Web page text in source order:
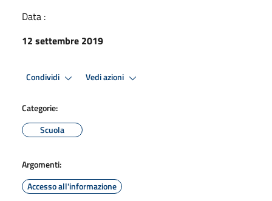
Data :
12 settembre 2019
Condividi Vedi azioni
Categorie:
Scuola
Argomenti:
Accesso all'informazione